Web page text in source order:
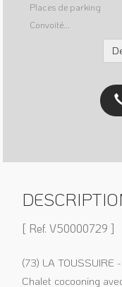
Places de parking
Convoité...
[ Ref. V50000729 ]
(73) LA TOUSSUIRE
Chalet cocooning